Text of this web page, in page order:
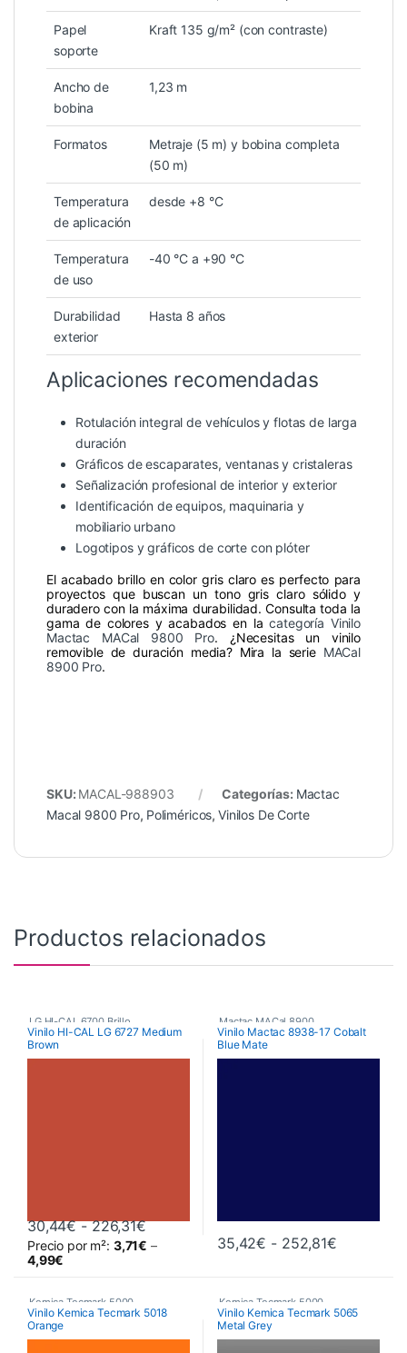
Papel
soporte
Kraft 135 g/m² (con contraste)
Ancho de
bobina
1,23 m
Formatos
Metraje (5 m) y bobina completa
(50 m)
Temperatura
de aplicación
desde +8 °C
Temperatura
de uso
-40 °C a +90 °C
Durabilidad
exterior
Hasta 8 años
Aplicaciones recomendadas
Rotulación integral de vehículos y flotas de larga
duración
Gráficos de escaparates, ventanas y cristaleras
Señalización profesional de interior y exterior
Identificación de equipos, maquinaria y
mobiliario urbano
Logotipos y gráficos de corte con plóter
El acabado brillo en color gris claro es perfecto para
proyectos que buscan un tono gris claro sólido y
duradero con la máxima durabilidad. Consulta toda la
gama de colores y acabados en lacategoría Vinilo
Mactac MACal 9800 Pro. ¿Necesitas un vinilo
removible de duración media? Mira la serie MACal
8900 Pro.
SKU: MACAL-988903 Categorías: Mactac
Macal 9800 Pro, Poliméricos, Vinilos De Corte
Productos relacionados
LG HI-CAL 6700 Brillo
Poliméricos
Vinilo HI-CAL LG 6727 Medium
Brown
30,44€ - 226,31€Rango de precios: desde 30,44€
Precio por m²: 3,71€ –
4,99€
Este producto tiene múltiples variantes. Las opciones se
Mactac MACal 8900
Monoméricos
Vinilo Mactac 8938-17 Cobalt
Blue Mate
35,42€ - 252,81€Rango de
Este producto tiene múltiples
Kemica Tecmark 5000
Poliméricos
Vinilo Kemica Tecmark 5018
Orange
Kemica Tecmark 5000
Poliméricos
Vinilo Kemica Tecmark 5065
Metal Grey